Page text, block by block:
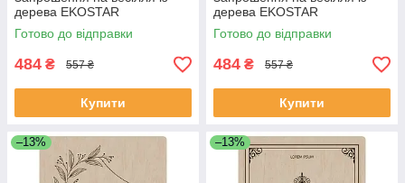
дерева EKOSTAR
Готово до відправки
484 ₴ 557 ₴
Купити
дерева EKOSTAR
Готово до відправки
484 ₴ 557 ₴
Купити
–13% –13%